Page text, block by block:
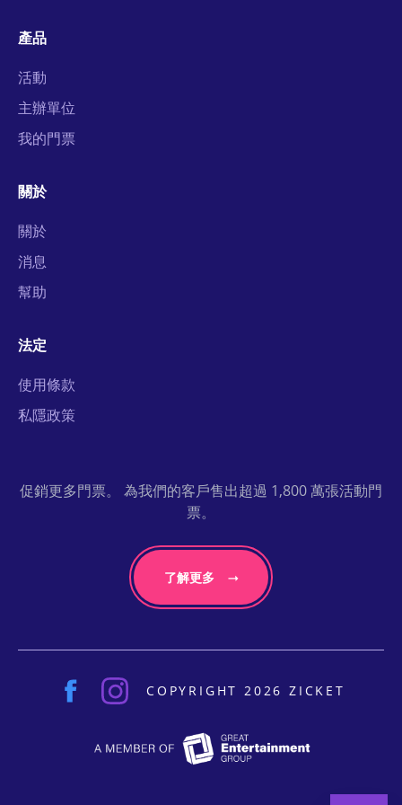
產品
活動
主辦單位
我的門票
關於
關於
消息
幫助
法定
使用條款
私隱政策
促銷更多門票。 為我們的客戶售出超過 1,800 萬張活動門
票。
了解更多
COPYRIGHT 2026 ZICKET